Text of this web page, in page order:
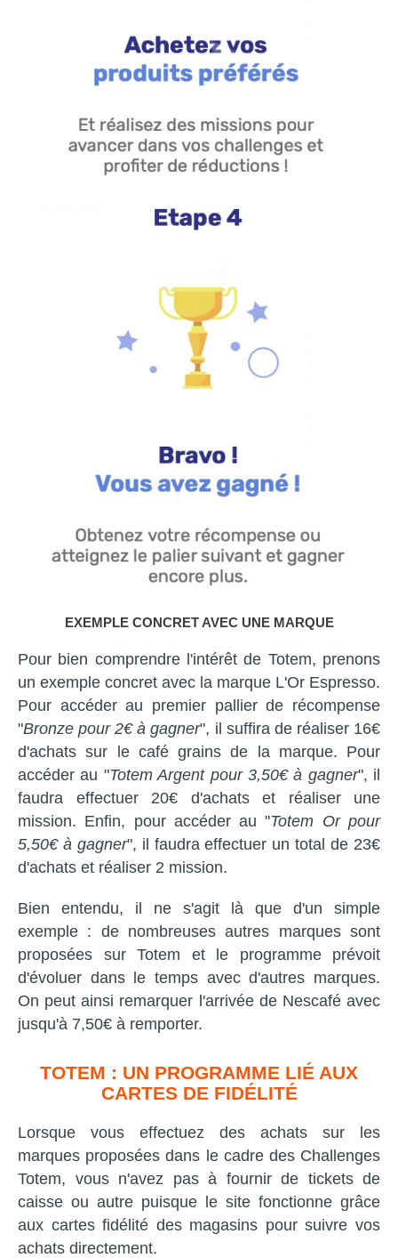
EXEMPLE CONCRET AVEC UNE MARQUE
Pour bien comprendre l'intérêt de Totem, prenons
un exemple concret avec la marque L'Or Espresso.
Pour accéder au premier pallier de récompense
"Bronze pour 2€ à gagner", il suffira de réaliser 16€
d'achats sur le café grains de la marque. Pour
accéder au "Totem Argent pour 3,50€ à gagner", il
faudra effectuer 20€ d'achats et réaliser une
mission. Enfin, pour accéder au "Totem Or pour
5,50€ à gagner", il faudra effectuer un total de 23€
d'achats et réaliser 2 mission.
Bien entendu, il ne s'agit là que d'un simple
exemple : de nombreuses autres marques sont
proposées sur Totem et le programme prévoit
d'évoluer dans le temps avec d'autres marques.
On peut ainsi remarquer l'arrivée de Nescafé avec
jusqu'à 7,50€ à remporter.
TOTEM : UN PROGRAMME LIÉ AUX
CARTES DE FIDÉLITÉ
Lorsque vous effectuez des achats sur les
marques proposées dans le cadre des Challenges
Totem, vous n'avez pas à fournir de tickets de
caisse ou autre puisque le site fonctionne grâce
aux cartes fidélité des magasins pour suivre vos
achats directement.